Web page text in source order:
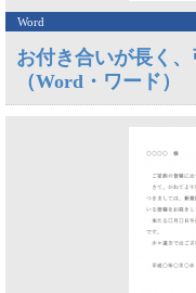
Word
お付き合いが長く
（Word・ワード）